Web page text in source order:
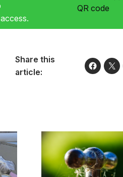
Share this
article: